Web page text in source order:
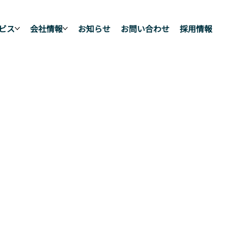
ス 会社情報 お知らせ お問い合わせ 採用情報